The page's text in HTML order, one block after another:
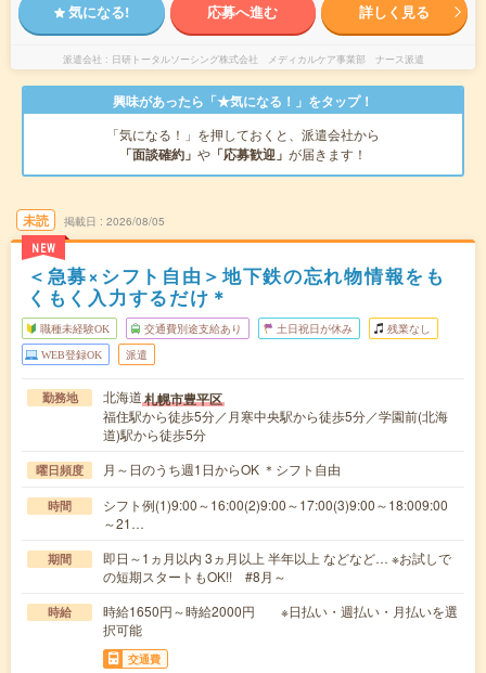
気になる! 応募へ進む 詳しく見る
派遣会社 日研トータルソーシング株式会社 メディカルケア事業部 ナース派遣
興味があったら「★気になる！」をタップ！
「気になる！」を押しておくと、派遣会社から
「面談確約」 や 「応募歓迎」 が届きます！
未読
NEW
掲載日 2026/08/05
＜急募×シフト自由＞地下鉄の忘れ物情報をも
くもく入力するだけ＊
職種未経験OK 交通費別途支給あり 土日祝日が休み 残業なし
WEB登録OK 派遣
勤務地 北海道札幌市豊平区
福住駅から徒歩5分／月寒中央駅から徒歩5分／学園前(北海
道)駅から徒歩5分
曜日頻度 月～日のうち週1日からOK ＊シフト自由
時間
シフト例(1)9:00～16:00(2)9:00～17:00(3)9:00～18:009:00
～21…
期間
即日～1ヵ月以内 3ヵ月以上 半年以上 などなど… ※お試しで
の短期スタートもOK!! #8月～
時給
時給1650円～時給2000円 ※日払い・週払い・月払いを選
択可能
交通費